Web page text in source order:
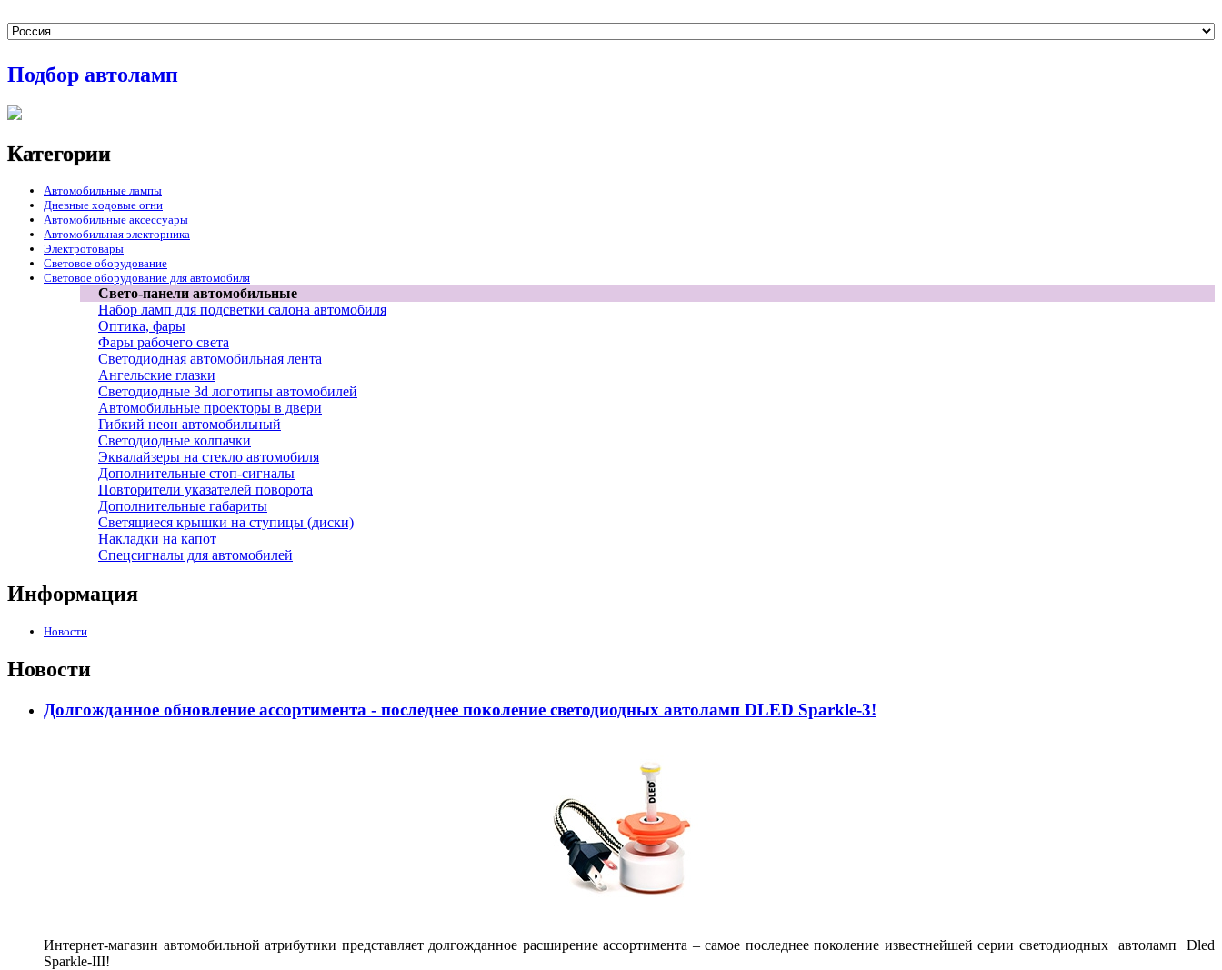
Подбор автоламп
Категории
Автомобильные лампы
Дневные ходовые огни
Автомобильные аксессуары
Автомобильная электорника
Электротовары
Световое оборудование
Световое оборудование для автомобиля
Свето-панели автомобильные
Набор ламп для подсветки салона автомобиля
Оптика, фары
Фары рабочего света
Светодиодная автомобильная лента
Ангельские глазки
Светодиодные 3d логотипы автомобилей
Автомобильные проекторы в двери
Гибкий неон автомобильный
Светодиодные колпачки
Эквалайзеры на стекло автомобиля
Дополнительные стоп-сигналы
Повторители указателей поворота
Дополнительные габариты
Светящиеся крышки на ступицы (диски)
Накладки на капот
Спецсигналы для автомобилей
Информация
Новости
Новости
Долгожданное обновление ассортимента - последнее поколение светодиодных автоламп DLED Sparkle-3!
Интернет-магазин автомобильной атрибутики представляет долгожданное расширение ассортимента – самое последнее поколение известнейшей серии светодиодных автоламп Dled
Sparkle-III!